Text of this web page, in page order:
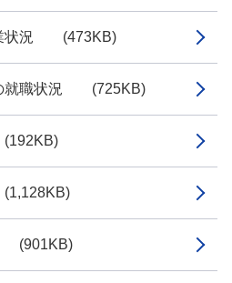
状況 (473KB)
就職状況 (725KB)
(901KB)